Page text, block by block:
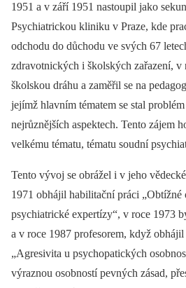
1951 a v září 1951 nastoupil jako
Psychiatrickou kliniku v Praze, kde
odchodu do důchodu ve svých 67
zdravotnických i školských zařazení, v
školskou dráhu a zaměřil se na
jejímž hlavním tématem se stal
nejrůznějších aspektech. Tento zájem
velkému tématu, tématu soudní
Tento vývoj se obrážel i v jeho
1971 obhájil habilitační práci „Obtížné
psychiatrické expertízy“, v roce 1973
a v roce 1987 profesorem, když
„Agresivita u psychopatických
výraznou osobností pevných zásad,